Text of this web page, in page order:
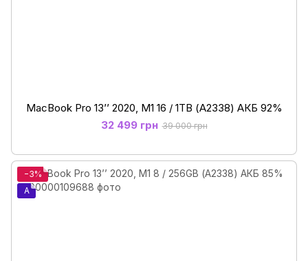
MacBook Pro 13’’ 2020, M1 16 / 1ТB (А2338) АКБ 92%
32 499 грн 39 000 грн
−3%
A